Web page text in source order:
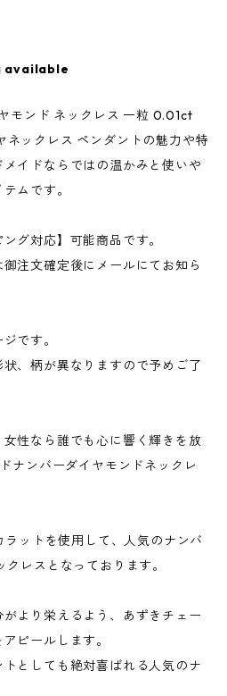
available
モンド ネックレス 一粒 0.01ct
ネックレス ペンダントの魅力や特
イドならではの温かみと使いや
ムです。
グ対応】可能商品です。
注文確定後にメールにてお知ら
です。
、柄が異なりますので予めご了
性なら誰でも心に響く輝きを放
ナンバーダイヤモンドネックレ
ットを使用して、人気のナンバ
レスとなっております。
より栄えるよう、あずきチェー
ピールします。
としても絶対喜ばれる人気のナ